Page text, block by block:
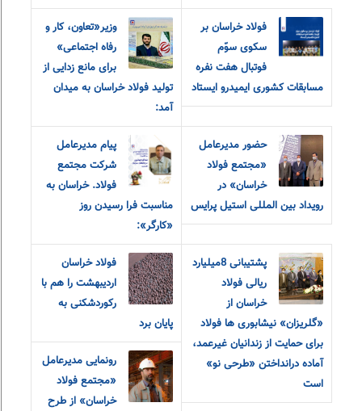
فولاد خراسان بر
سکوی سوّم
فوتبال هفت نفره
مسابقات کشوری ایمیدرو ایستاد
وزیر«تعاون، کار و
رفاه اجتماعی»
برای مانع زدایی از
تولید فولاد خراسان به میدان
آمد:
حضور مدیرعامل
«مجتمع فولاد
خراسان» در
رویداد بین المللی استیل پرایس
پیام مدیرعامل
شرکت مجتمع
فولاد. خراسان به
مناسبت فرا رسیدن روز
«کارگر»:
پشتیبانی 8میلیارد
ریالی فولاد
خراسان از
«گلریزان» نیشابوری ها فولاد
برای حمایت از زندانیان غیرعمد،
آماده درانداختن «طرحی نو»
است
فولاد خراسان
اردیبهشت را هم با
رکوردشکنی به
پایان برد
رونمایی مدیرعامل
«مجتمع فولاد
خراسان» از طرح